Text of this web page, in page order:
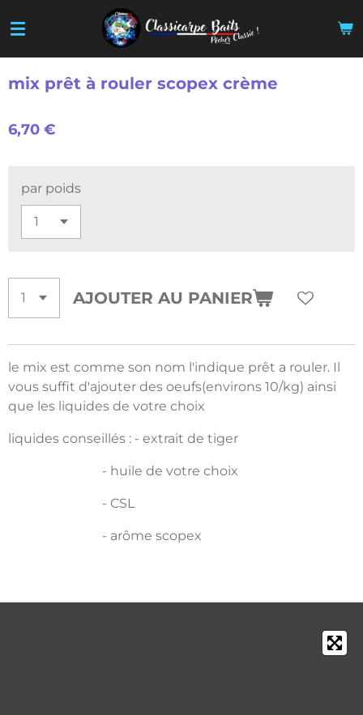
au
contenu
principal
mix prêt à rouler scopex crème
6,70 €
par poids
AJOUTER AU PANIER
le mix est comme son nom l'indique prêt a rouler. Il
vous suffit d'ajouter des oeufs(environs 10/kg) ainsi
que les liquides de votre choix
liquides conseillés : - extrait de tiger
- huile de votre choix
- CSL
- arôme scopex